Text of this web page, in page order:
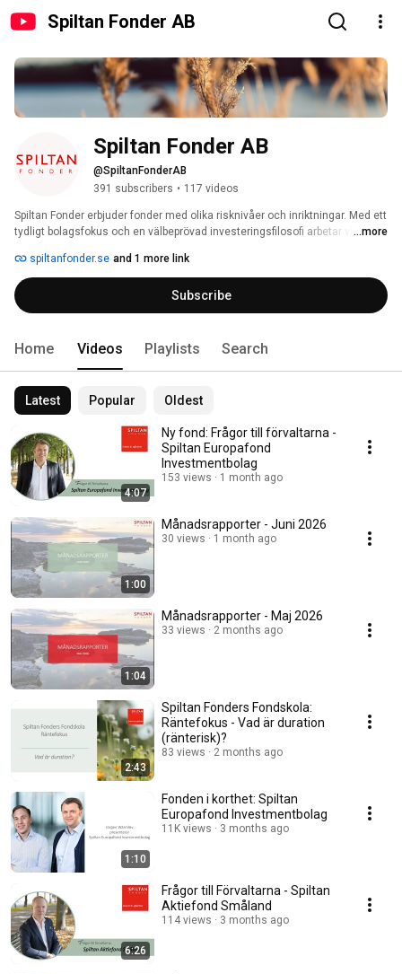
Spiltan Fonder AB
Spiltan Fonder AB
@SpiltanFonderAB
391 subscribers • 117 videos
Spiltan Fonder erbjuder fonder med olika risknivåer och inriktningar. Med ett
tydligt bolagsfokus och en välbeprövad investeringsfilosofi arbetar vi för att
kanalen kan du ta del av förvaltarintervjuer, presentationer och information
om fondbolaget.
...more
spiltanfonder.se and 1 more link
Subscribe
Home Videos Playlists Search
Latest Popular Oldest
4:07
Ny fond: Frågor till förvaltarna -
Spiltan Europafond
Investmentbolag
153 views 1 month ago
1:00
Månadsrapporter - Juni 2026
30 views 1 month ago
1:04
Månadsrapporter - Maj 2026
33 views 2 months ago
2:43
Spiltan Fonders Fondskola:
Räntefokus - Vad är duration
(ränterisk)?
83 views 2 months ago
1:10
Fonden i korthet: Spiltan
Europafond Investmentbolag
11K views 3 months ago
6:26
Frågor till Förvaltarna - Spiltan
Aktiefond Småland
114 views 3 months ago